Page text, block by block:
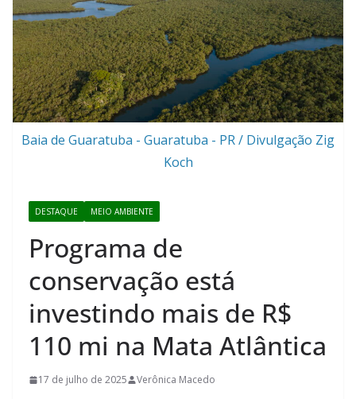
Baia de Guaratuba - Guaratuba - PR / Divulgação Zig
Koch
DESTAQUE MEIO AMBIENTE
Programa de
conservação está
investindo mais de R$
110 mi na Mata Atlântica
17 de julho de 2025 Verônica Macedo